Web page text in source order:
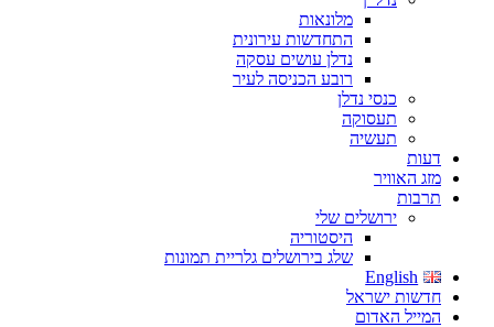
מלונאות
התחדשות עירונית
נדלן עושים עסקה
רובע הכניסה לעיר
כנסי נדלן
תעסוקה
תעשיה
דעות
מזג האוויר
תרבות
ירושלים שלי
היסטוריה
שלג בירושלים גלריית תמונות
English
חדשות ישראל
המייל האדום